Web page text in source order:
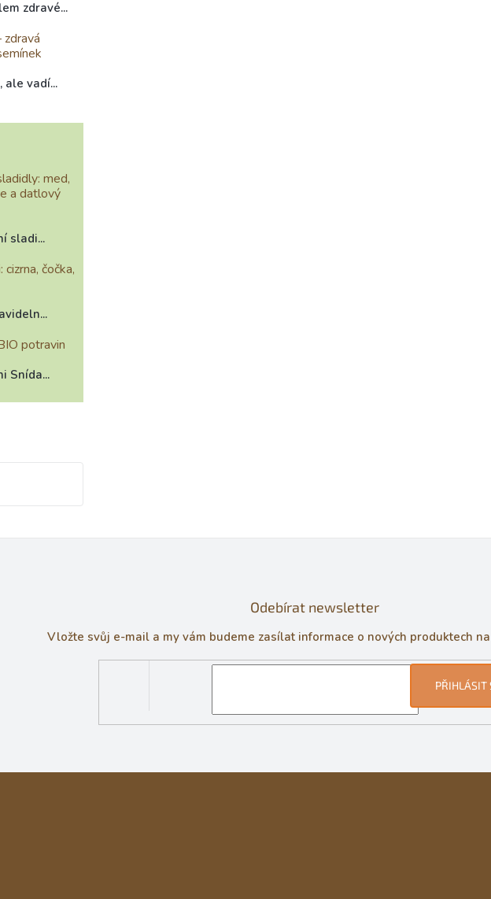
zdravé...
zdravá
vadí...
med,
a datlový
sladi...
čočka,
potravin
Snída...
Odebírat newsletter
Vložte svůj e-mail a my vám budeme zasílat informace o nových produktech
PŘIHLÁSIT